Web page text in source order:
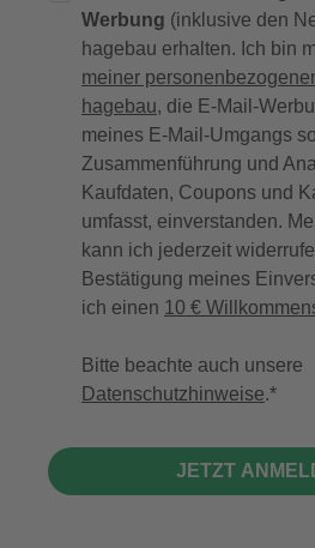
Werbung (inklusive den
hagebau erhalten. Ich bin
meiner
hagebau, die E-Mail-
meines E-Mail-Umgangs
Zusammenführung und
Kaufdaten, Coupons und
umfasst, einverstanden.
kann ich jederzeit
Bestätigung meines
ich einen 10 €
Bitte beachte auch unsere
Datenschutzhinweise.
JETZT